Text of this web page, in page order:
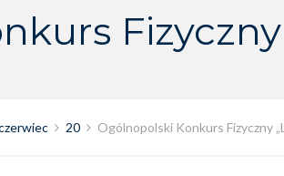
Fizyczny
20 Ogólnopolski Konkurs Fizyczny